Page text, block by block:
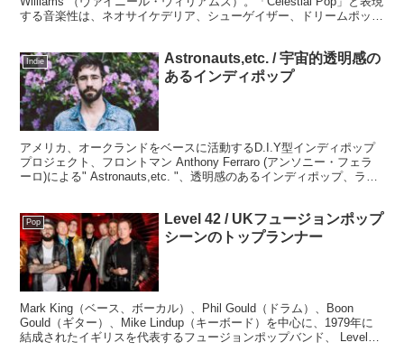
する音楽性は、ネオサイケデリア、シューゲイザー、ドリームポッ
Indie
Astronauts,etc. / 宇宙的透明感の
あるインディポップ
アメリカ、オークランドをベースに活動するD.I.Y型インディポップ
プロジェクト、フロントマン Anthony Ferraro (アンソニー・フェラ
ーロ)による" Astronauts,etc. "、透明感のあるインディポップ、ラウ
Pop
Level 42 / UKフュージョンポップ
シーンのトップランナー
Mark King（ベース、ボーカル）、Phil Gould（ドラム）、Boon
Gould（ギター）、Mike Lindup（キーボード）を中心に、1979年に
結成されたイギリスを代表するフュージョンポップバンド、 Level